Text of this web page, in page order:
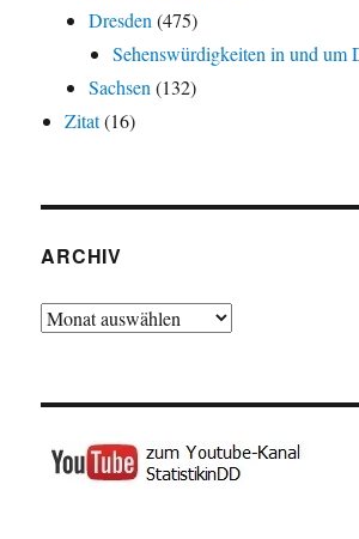
Dresden (475)
Sehenswürdigkeiten in und um
Sachsen (132)
Zitat(16)
ARCHIV
Archiv